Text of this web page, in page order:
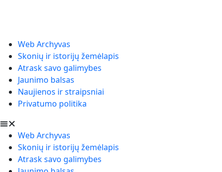
Web Archyvas
Skonių ir istorijų žemėlapis
Atrask savo galimybes
Jaunimo balsas
Naujienos ir straipsniai
Privatumo politika
Web Archyvas
Skonių ir istorijų žemėlapis
Atrask savo galimybes